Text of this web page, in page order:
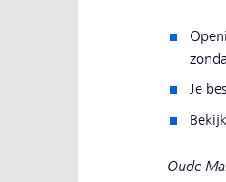
Je
Oude